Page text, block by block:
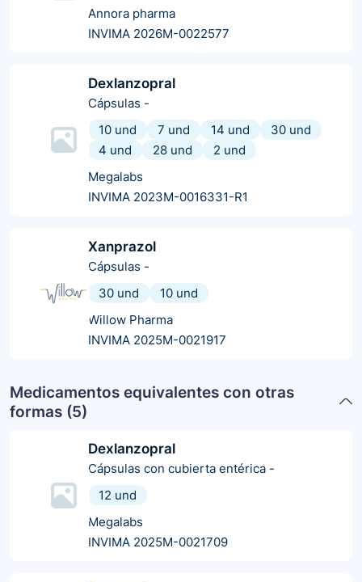
Annora pharma
INVIMA 2026M-0022577
Dexlanzopral
Cápsulas -
10 und
7 und 14 und
30 und
4 und
28 und
2 und
Megalabs
INVIMA 2023M-0016331-R1
Xanprazol
Cápsulas -
30 und
10 und
Willow Pharma
INVIMA 2025M-0021917
Medicamentos equivalentes con otras
formas (5)
Dexlanzopral
Cápsulas con cubierta entérica -
12 und
Megalabs
INVIMA 2025M-0021709